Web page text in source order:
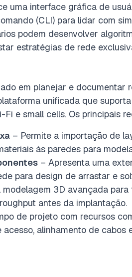
uma interface gráfica de
(CLI) para lidar com
podem desenvolver
estratégias de rede
em planejar e documentar
unificada que
Fi e small cells. Os principais
– Permite a importação de
às paredes para
– Apresenta uma
para design de arrastar e
modelagem 3D avançada
antes da implantação.
de projeto com recursos
alinhamento de cabos